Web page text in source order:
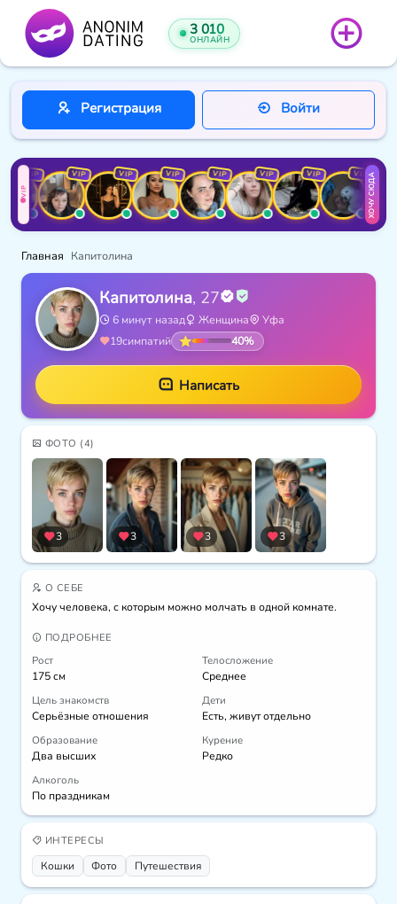
3 010
ОНЛАЙН
Регистрация Войти
VIP
VIP VIP VIP VIP VIP VIP VIP VIP ХОЧУ СЮДА
Главная Капитолина
Капитолина, 27
6 минут назад Женщина
Уфа
19симпатий 40%
Написать
ФОТО (4)
3 3 3 3
О СЕБЕ
Хочу человека, с которым можно молчать в одной комнате.
ПОДРОБНЕЕ
Рост
175 см
Телосложение
Среднее
Цель знакомств
Серьёзные отношения
Дети
Есть, живут отдельно
Образование
Два высших
Курение
Редко
Алкоголь
По праздникам
ИНТЕРЕСЫ
Кошки Фото Путешествия